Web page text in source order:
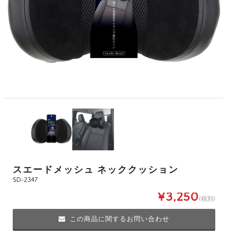
スエードメッシュ ネッククッション
SD-2347
¥3,250(税別)
この商品に関するお問い合わせ